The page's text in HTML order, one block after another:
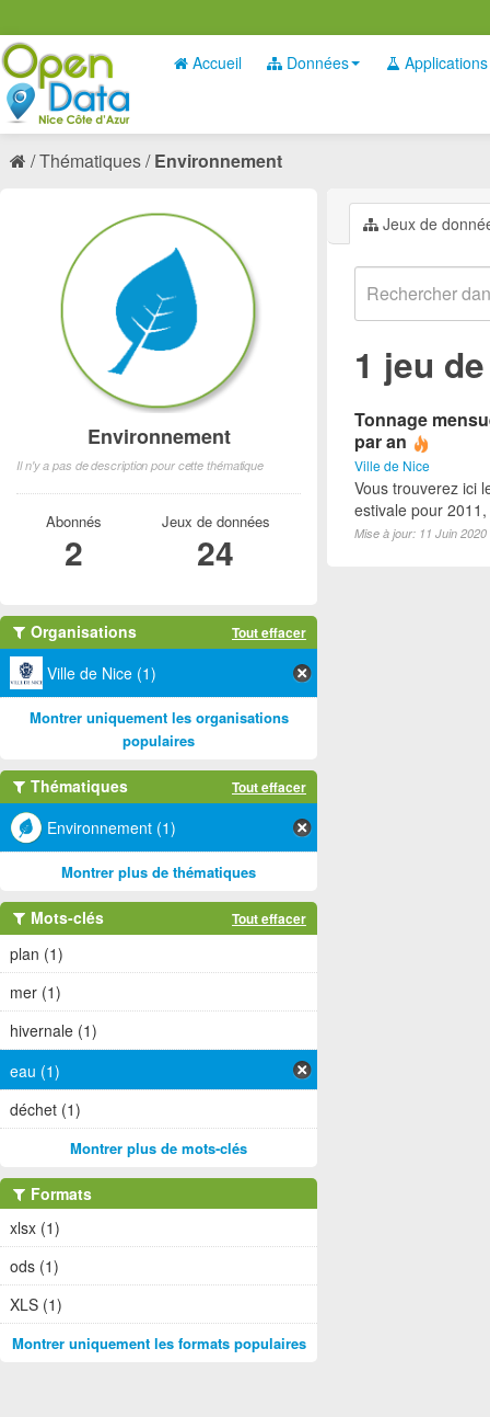
Accueil Données Applications
Thématiques Environnement
Jeux de
1 jeu
Tonnage
par an
Ville de Nice
Vous trouverez ici
estivale pour
Mise à jour: 11 Juin 2020
Environnement
Il n'y a pas de description pour cette thématique
Abonnés
2
Jeux de données
24
Organisations Tout effacer
Ville de Nice (1)
Montrer uniquement les organisations
populaires
Thématiques Tout effacer
Environnement (1)
Montrer plus de thématiques
Mots-clés Tout effacer
plan (1)
mer (1)
hivernale (1)
eau (1)
déchet (1)
Montrer plus de mots-clés
Formats
xlsx (1)
ods (1)
XLS (1)
Montrer uniquement les formats populaires